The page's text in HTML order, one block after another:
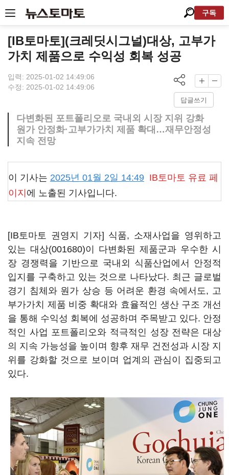
구독
[IB토마토](크레딧시그널)대상, 고부가
가치 제품으로 수익성 회복 성공
입력: 2025-01-02 14:49:06
수정: 2025-01-02 14:49:06
답글쓰기
다변화된 포트폴리오로 국내외 시장 지위 강화
원가 안정화·고부가가치 제품 확대…재무안정성
지속 전망
이 기사는 2025년 01월 2일 14:49 IB토마토 유료 페
이지 에 노출된 기사입니다.
[IB토마토 권영지 기자] 식품, 소재사업을 영위하고
있는 대상(001680)이 다변화된 제품군과 우수한 시
장 경쟁력을 기반으로 국내외 식품산업에서 안정적
입지를 구축하고 있는 것으로 나타났다. 최근 글로벌
경기 침체와 원가 상승 등 어려운 환경 속에서도, 고
부가가치 제품 비중 확대와 효율적인 생산 구조 개선
을 통해 수익성 회복에 성공하며 주목받고 있다. 안정
적인 사업 포트폴리오와 적극적인 성장 전략은 대상
의 지속 가능성을 높이며 향후 재무 건전성과 시장 지
위를 강화할 것으로 보이며 업계의 관심이 집중되고
있다.